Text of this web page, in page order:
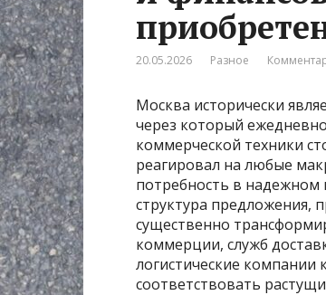
20.05.2026 Разное
Москва исторически
через который
коммерческой техники
реагировал на любые
потребность в надежном
структура предложения,
существенно
коммерции, служб
логистические
соответствовать